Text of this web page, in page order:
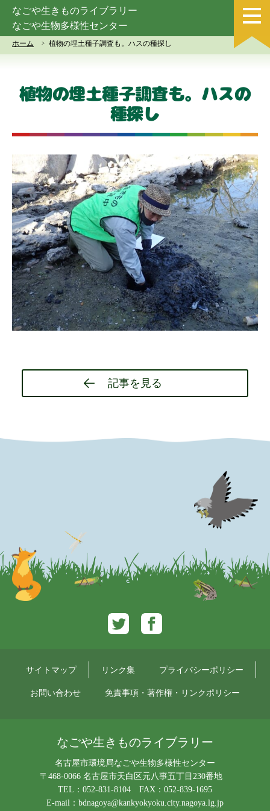
なごや生きものライブラリー
なごや生物多様性センター
ホーム 植物の埋土種子調査も。ハスの種探し
植物の埋土種子調査も。ハスの
種探し
Post
navigation
記事を見る
Twitter
サイトマップ リンク集 プライバシーポリシー
お問い合わせ 免責事項・著作権・リンクポリシー
なごや生きものライブラリー
名古屋市環境局なごや生物多様性センター
〒468-0066 名古屋市天白区元八事五丁目230番地
TEL：052-831-8104 FAX：052-839-1695
E-mail： bdnagoya@kankyokyoku.city.nagoya.lg.jp